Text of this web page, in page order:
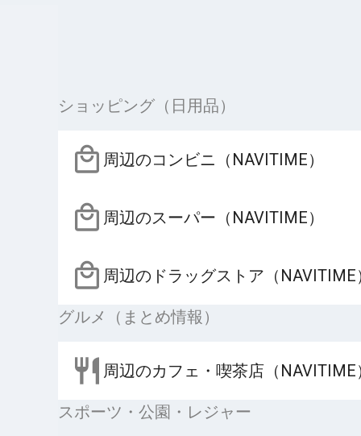
ショッピング（日用品）
周辺のコンビニ（NAVITIME）
周辺のスーパー（NAVITIME）
周辺のドラッグストア（NAVITIME
グルメ（まとめ情報）
周辺のカフェ・喫茶店（NAVITIME
スポーツ・公園・レジャー